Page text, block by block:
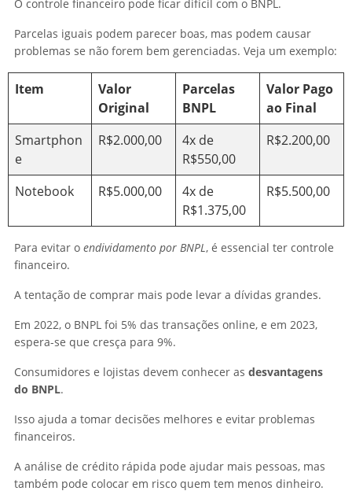
O controle financeiro pode ficar difícil com o BNPL.
Parcelas iguais podem parecer boas, mas podem causar
problemas se não forem bem gerenciadas. Veja um exemplo:
Item
Valor
Original
Parcelas
BNPL
Valor Pago
ao Final
Smartphon
e
R$2.000,00
4x de
R$550,00
R$2.200,00
Notebook R$5.000,00
4x de
R$1.375,00
R$5.500,00
Para evitar o endividamento por BNPL, é essencial ter controle
financeiro.
A tentação de comprar mais pode levar a dívidas grandes.
Em 2022, o BNPL foi 5% das transações online, e em 2023,
espera-se que cresça para 9%.
Consumidores e lojistas devem conhecer as desvantagens
do BNPL.
Isso ajuda a tomar decisões melhores e evitar problemas
financeiros.
A análise de crédito rápida pode ajudar mais pessoas, mas
também pode colocar em risco quem tem menos dinheiro.